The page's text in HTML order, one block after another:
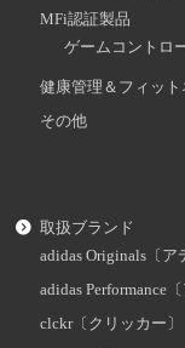
MFi認証製品
ゲームコントロ
健康管理＆フィット
その他
取扱ブランド
adidas Originals〔ア
adidas Performance
clckr〔クリッカー〕